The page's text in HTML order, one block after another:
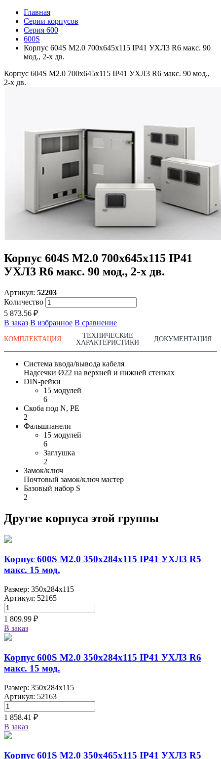
Главная
Серии корпусов
Серия 600
600S
Корпус 604S M2.0 700х645х115 IP41 УХЛ3 R6 макс. 90
мод., 2-х дв.
Корпус 604S M2.0 700х645х115 IP41 УХЛ3 R6 макс. 90 мод.,
2-х дв.
Корпус 604S M2.0 700х645х115 IP41
УХЛ3 R6 макс. 90 мод., 2-х дв.
Артикул: 52203
Количество
5 873.56 ₽
В заказ В избранное В сравнение
КОМПЛЕКТАЦИЯ
ТЕХНИЧЕСКИЕ
ХАРАКТЕРИСТИКИ
ДОКУМЕНТАЦИЯ
Система ввода/вывода кабеля
Надсечки Ø22 на верхней и нижней стенках
DIN-рейки
15 модулей
6
Скоба под N, PE
2
Фальшпанели
15 модулей
6
Заглушка
2
Замок/ключ
Почтовый замок/ключ мастер
Базовый набор S
2
Другие корпуса этой группы
Корпус 600S M2.0 350х284х115 IP41 УХЛ3 R5
макс. 15 мод.
Размер: 350x284x115
Артикул: 52165
1 809.99 ₽
В заказ
Корпус 600S M2.0 350х284х115 IP41 УХЛ3 R6
макс. 15 мод.
Размер: 350x284x115
Артикул: 52163
1 858.41 ₽
В заказ
Корпус 601S M2.0 350х465х115 IP41 УХЛ3 R5